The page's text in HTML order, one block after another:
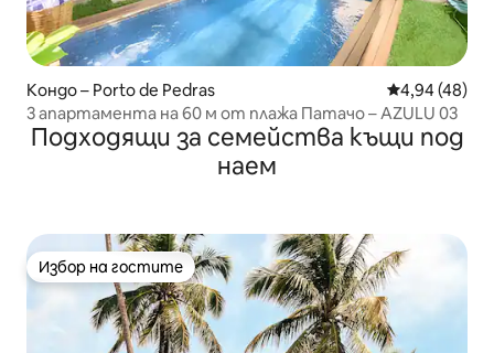
Кондо – Porto de Pedras Средна
4,94 (48)
3 апартамента на 60 м от плажа Патачо – AZULU 03
Подходящи за семейства къщи под
наем
Избор на гостите
Избор на гостите